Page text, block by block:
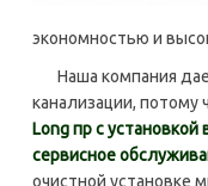
экономностью и
Наша компания
канализации,
Long пр с
сервисное
очистной установке